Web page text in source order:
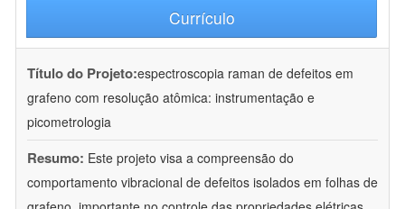
Currículo
Título do Projeto:espectroscopia raman de defeitos em
grafeno com resolução atômica: instrumentação e
picometrologia
Resumo: Este projeto visa a compreensão do
comportamento vibracional de defeitos isolados em folhas de